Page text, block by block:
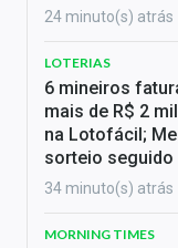
24 minuto(s) atrás
LOTERIAS
6 mineiros
mais de R$ 2
na Lotofácil;
sorteio seguido
34 minuto(s) atrás
MORNING TIMES